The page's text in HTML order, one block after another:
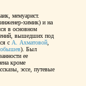
мемуарист.
химик) и на
в основном
вышедших под
с А. Ахматовой,
). Был
ее
кроме
эссе, путевые